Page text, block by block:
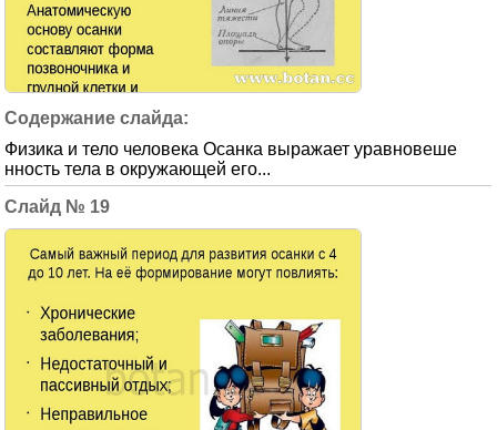
Физика и тело человека Осанка выражает уравновеше
нность тела в окружающей его...
19